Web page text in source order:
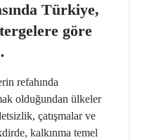
Türkiye,
göre
refahında
olduğundan ülkeler
, çatışmalarve
kalkınma temel